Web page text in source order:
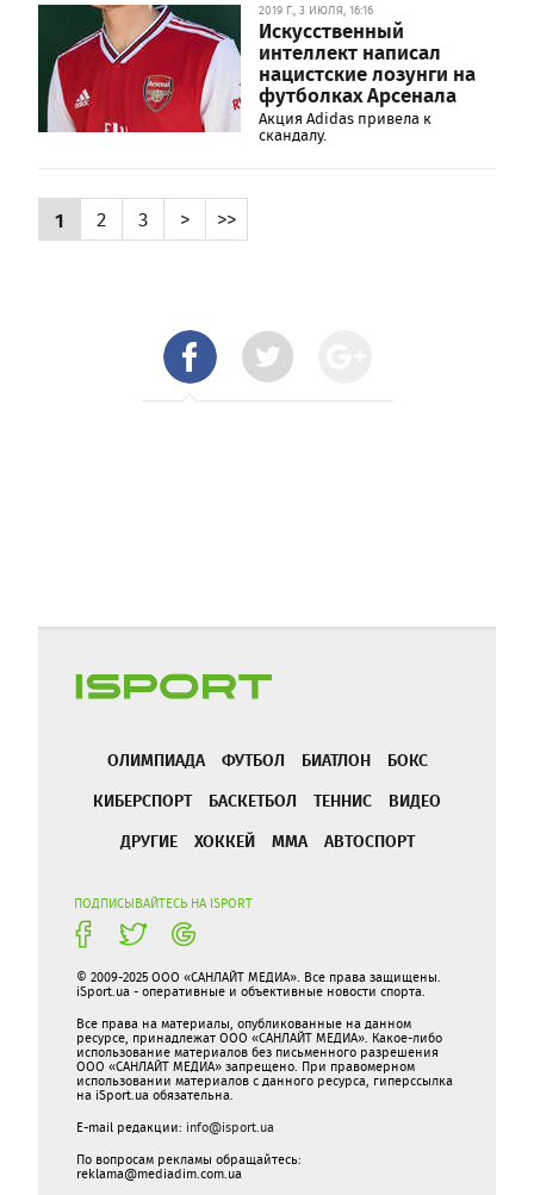
2019 Г., 3 ИЮЛЯ, 16:16
Искусственный
интеллект написал
нацистские лозунги на
футболках Арсенала
Акция Adidas привела к
скандалу.
1 2 3 > >>
ОЛИМПИАДА ФУТБОЛ БИАТЛОН
БОКС
КИБЕРСПОРТ
БАСКЕТБОЛ ТЕННИС
ВИДЕО
ДРУГИЕ
ХОККЕЙ ММА АВТОСПОРТ
ПОДПИСЫВАЙТЕСЬ НА ISPORT
© 2009-2025 ООО «САНЛАЙТ МЕДИА». Все права защищены.
iSport.ua - оперативные и объективные новости спорта.
Все права на материалы, опубликованные на данном
ресурсе, принадлежат ООО «САНЛАЙТ МЕДИА». Какое-либо
использование материалов без письменного разрешения
ООО «САНЛАЙТ МЕДИА» запрещено. При правомерном
использовании материалов с данного ресурса, гиперссылка
на iSport.ua обязательна.
E-mail редакции: info@isport.ua
По вопросам рекламы обращайтесь:
reklama@mediadim.com.ua